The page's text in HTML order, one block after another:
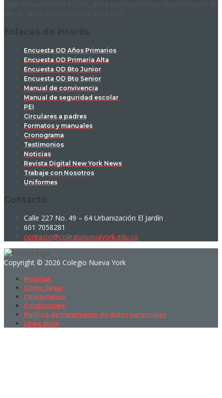
Enlaces de interés
Encuesta OD Años Primarios
Encuesta OD Primaria Alta
Encuesta OD Bto Junior
Encuesta OD Bto Senior
Manual de convivencia
Manual de seguridad escolar
PEI
Circulares a padres
Formatos y manuales
Cronograma
Testimonios
Noticias
Revista Digital New York News
Trabaje con Nosotros
Uniformes
Contacto
Calle 227 No. 49 – 64 Urbanización El Jardín
601 7058281
contacto@colegionuevayork.edu.co
Copyright © 2026 Colegio Nueva York
Noticias
Cómo llegar
Contáctenos
Condiciones
Política de tratamiento de datos personales
Línea ética